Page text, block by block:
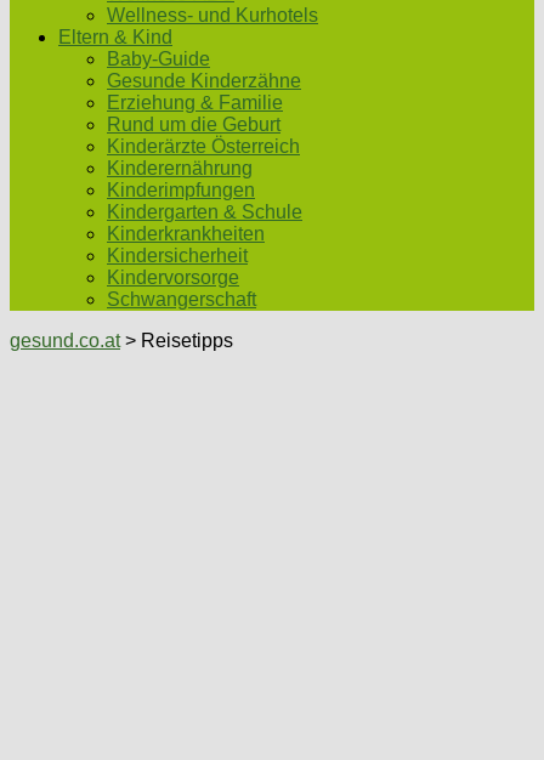
Wellness- und Kurhotels
Eltern & Kind
Baby-Guide
Gesunde Kinderzähne
Erziehung & Familie
Rund um die Geburt
Kinderärzte Österreich
Kinderernährung
Kinderimpfungen
Kindergarten & Schule
Kinderkrankheiten
Kindersicherheit
Kindervorsorge
Schwangerschaft
gesund.co.at> Reisetipps